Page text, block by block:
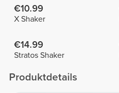
€10.99
X Shaker
€14.99
Stratos Shaker
Produktdetails